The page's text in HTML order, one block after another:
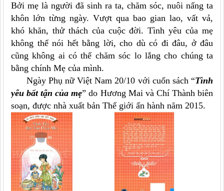
Bởi mẹ là người đã sinh ra ta, chăm sóc, nuôi nấng ta
khôn lớn từng ngày. Vượt qua bao gian lao, vất vả,
khó khăn, thử thách của cuộc đời. Tình yêu của mẹ
không thể nói hết bằng lời, cho dù có đi đâu, ở đâu
cũng không ai có thể chăm sóc lo lắng cho chúng ta
bằng chính Mẹ của mình.
Ngày Phụ nữ Việt Nam 20/10 với cuốn sách “Tình
yêu bất tận của mẹ” do Hương Mai và Chí Thành biên
soạn, được nhà xuất bản Thế giới ấn hành năm 2015.